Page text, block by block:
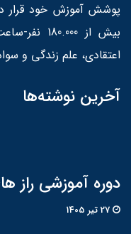
پوشش آموزش خود قرار
بیش از
اعتقادی، علم زندگی و
آخرین نوشته‌ها
دوره آموزشی راز